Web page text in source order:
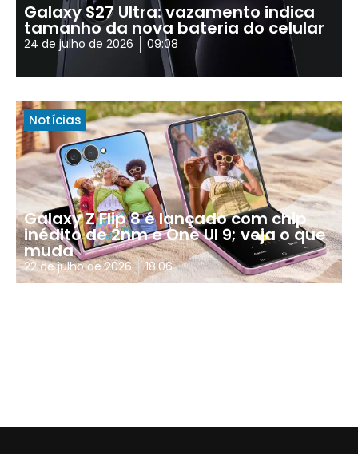
Galaxy S27 Ultra: vazamento indica
tamanho da nova bateria do celular
24 de julho de 2026 09:08
Notícias
Galaxy Z Flip 8 é lançado com chip
inédito de 2nm e One UI 9; veja o que
muda
22 de julho de 2026 18:06